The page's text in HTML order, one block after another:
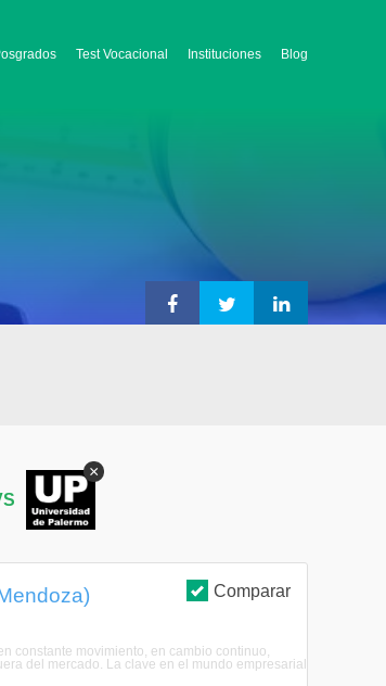
Test Vocacional Instituciones Blog
×
Comparar
constante movimiento, en cambio continuo,
del mercado. La clave en el mundo empresarial